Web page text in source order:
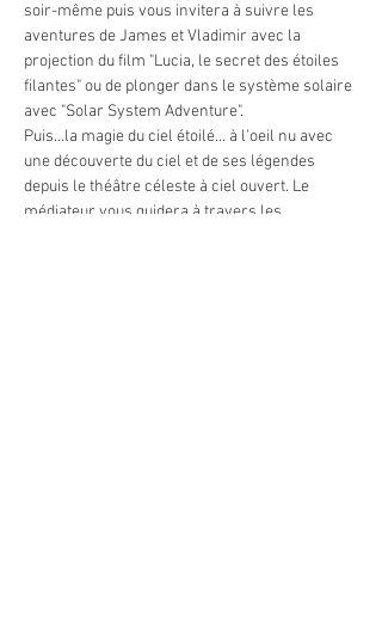
soir-même puis vous invitera à suivre les
aventures de James et Vladimir avec la
projection du film "Lucia, le secret des étoiles
filantes" ou de plonger dans le système solaire
avec "Solar System Adventure".
Puis...la magie du ciel étoilé... à l'oeil nu avec
une découverte du ciel et de ses légendes
depuis le théâtre céleste à ciel ouvert. Le
médiateur vous guidera à travers les